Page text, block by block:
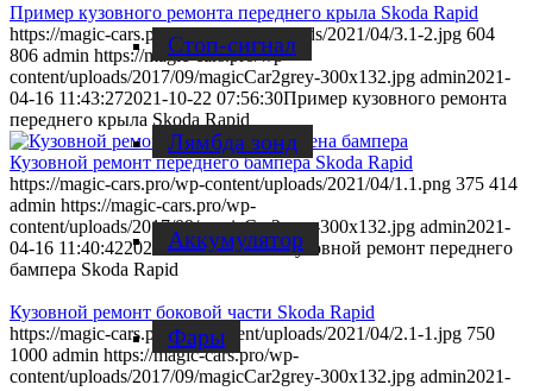
Стоп-сигнал
Лямбда зонд
Аккумулятор
Фары
Пример кузовного ремонта переднего крыла Skoda Rapid
https://magic-cars.pro/wp-content/uploads/2021/04/3.1-2.jpg 604
806 admin https://magic-cars.pro/wp-
content/uploads/2017/09/magicCar2grey-300x132.jpg admin2021-
04-16 11:43:272021-10-22 07:56:30Пример кузовного ремонта
переднего крыла Skoda Rapid
Кузовной ремонт переднего бампера Skoda Rapid
https://magic-cars.pro/wp-content/uploads/2021/04/1.1.png 375 414
admin https://magic-cars.pro/wp-
content/uploads/2017/09/magicCar2grey-300x132.jpg admin2021-
04-16 11:40:422021-10-22 07:56:46Кузовной ремонт переднего
бампера Skoda Rapid
Кузовной ремонт боковой части Skoda Rapid
https://magic-cars.pro/wp-content/uploads/2021/04/2.1-1.jpg 750
1000 admin https://magic-cars.pro/wp-
content/uploads/2017/09/magicCar2grey-300x132.jpg admin2021-